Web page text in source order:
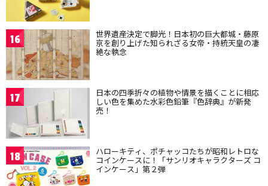
16 世界遺産決定で脚光！日本初の巨大都城・藤原
京を創り上げた知られざる女帝・持統天皇の凄
絶な執念
17 日本の四季折々の植物や情景を描くことに相応
しい色を集めた水彩色鉛筆『色辞典』が新発
売！
18 ハローキティ、ポチャッコたちが昭和レトロな
コインケースに！「サンリオキャラクターズ コ
インケース」第２弾